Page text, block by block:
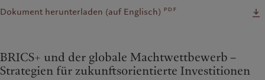
Dokument herunterladen (auf Englisch) pdf
BRICS+ und der globale Machtwettbewerb –
Strategien für zukunftsorientierte Investitionen